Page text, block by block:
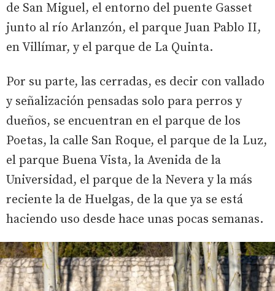
de San Miguel, el entorno del puente Gasset
junto al río Arlanzón, el parque Juan Pablo II,
en Villímar, y el parque de La Quinta.
Por su parte, las cerradas, es decir con vallado
y señalización pensadas solo para perros y
dueños, se encuentran en el parque de los
Poetas, la calle San Roque, el parque de la Luz,
el parque Buena Vista, la Avenida de la
Universidad, el parque de la Nevera y la más
reciente la de Huelgas, de la que ya se está
haciendo uso desde hace unas pocas semanas.